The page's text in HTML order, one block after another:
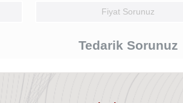
Fiyat Sorunuz
Tedarik Sorunuz